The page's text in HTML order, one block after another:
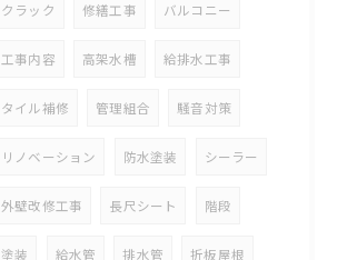
クラック 修繕工事 バルコニー
工事内容 高架水槽 給排水工事
タイル補修 管理組合 騒音対策
リノベーション 防水塗装 シーラー
外壁改修工事 長尺シート 階段
塗装 給水管 排水管 折板屋根